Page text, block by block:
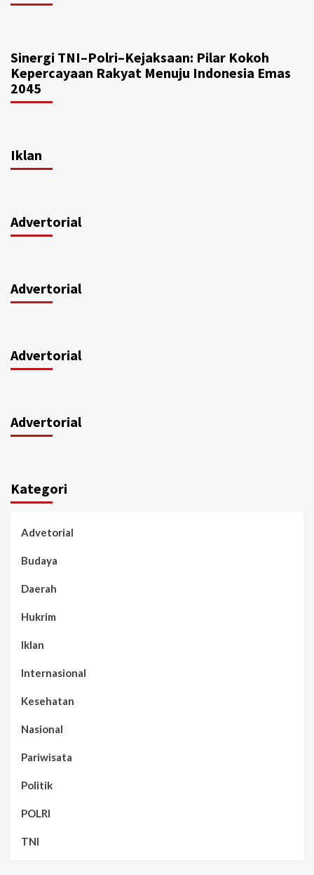
Sinergi TNI–Polri–Kejaksaan: Pilar Kokoh
Kepercayaan Rakyat Menuju Indonesia Emas
2045
Iklan
Advertorial
Advertorial
Advertorial
Advertorial
Kategori
Advetorial
Budaya
Daerah
Hukrim
Iklan
Internasional
Kesehatan
Nasional
Pariwisata
Politik
POLRI
TNI